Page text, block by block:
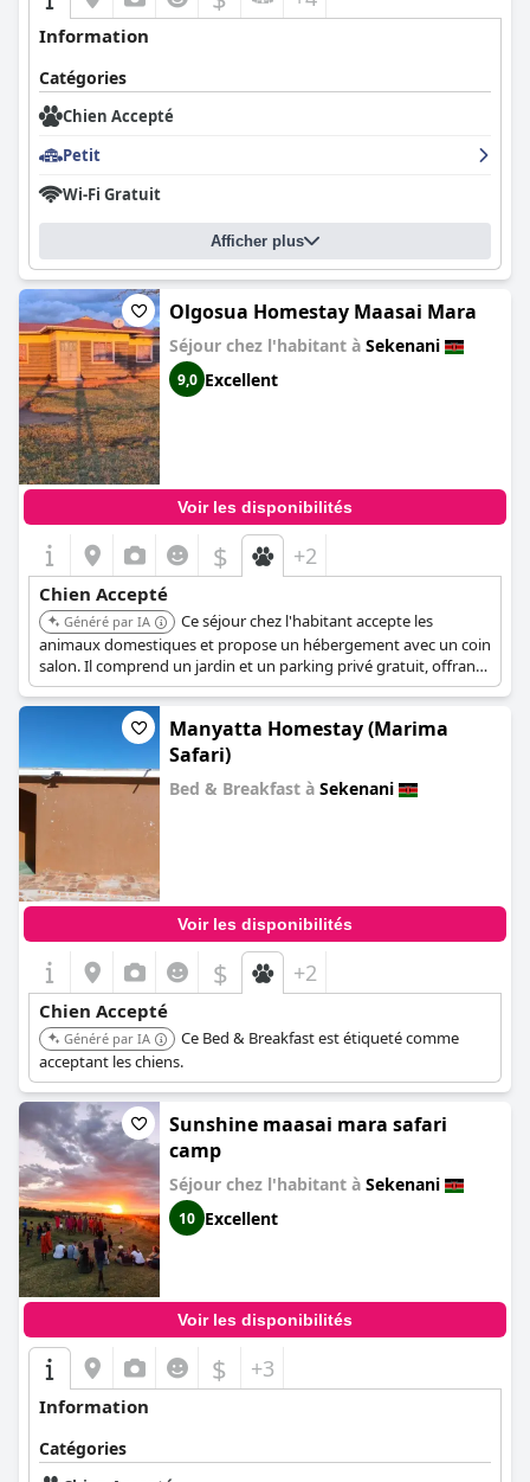
Information
Catégories
Chien Accepté
Petit
Wi-Fi Gratuit
Afficher plus
Olgosua Homestay Maasai Mara
Séjour chez l'habitant à Sekenani
9,0 Excellent
Voir les disponibilités
$ +2
Chien Accepté
Généré par IA
Ce séjour chez l'habitant accepte les
animaux domestiques et propose un hébergement avec un coin
salon. Il comprend un jardin et un parking privé gratuit, offrant
un séjour confortable et pratique.
Manyatta Homestay (Marima
Safari)
Bed & Breakfast à Sekenani
Voir les disponibilités
$ +2
Chien Accepté
Généré par IA
Ce Bed & Breakfast est étiqueté comme
acceptant les chiens.
Sunshine maasai mara safari
camp
Séjour chez l'habitant à Sekenani
10 Excellent
Voir les disponibilités
$ +3
Information
Catégories